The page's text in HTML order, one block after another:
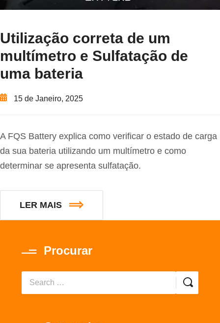
Utilização correta de um
multímetro e Sulfatação de
uma bateria
15 de Janeiro, 2025
A FQS Battery explica como verificar o estado de carga
da sua bateria utilizando um multímetro e como
determinar se apresenta sulfatação.
LER MAIS
Procurar